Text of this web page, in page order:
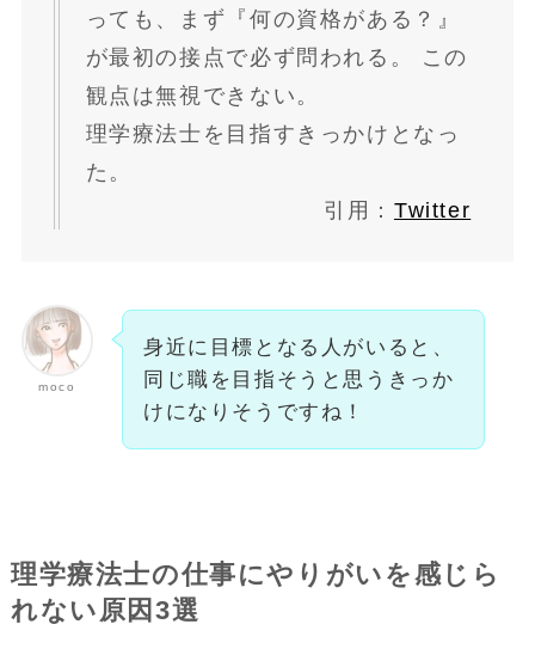
っても、まず『何の資格がある？』
が最初の接点で必ず問われる。 この
観点は無視できない。
理学療法士 を目指す きっかけ となっ
た。
引用： Twitter
moco
身近に目標となる人がいると、
同じ職を目指そうと思うきっか
けになりそうですね！
理学療法士の仕事にやりがいを感じら
れない原因3選